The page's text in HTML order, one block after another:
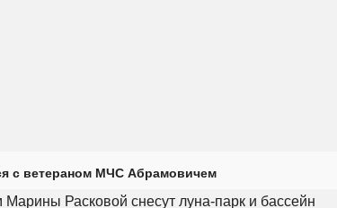
с ветераном МЧС Абрамовичем